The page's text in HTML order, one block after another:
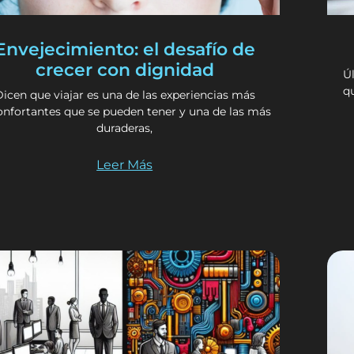
el desafío de
crecer con dignidad
que viajar es una de las experiencias más
que se pueden tener y una de las más
duraderas,
Leer Más